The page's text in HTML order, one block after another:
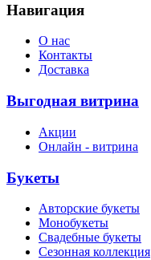
Навигация
О нас
Контакты
Доставка
Выгодная витрина
Акции
Онлайн - витрина
Букеты
Авторские букеты
Монобукеты
Свадебные букеты
Сезонная коллекция